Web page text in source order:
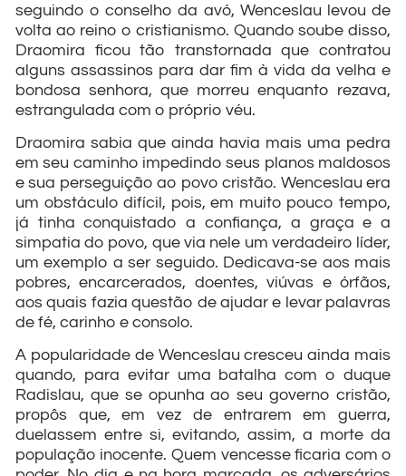
seguindo o conselho da avó, Wenceslau levou de
volta ao reino o cristianismo. Quando soube disso,
Draomira ficou tão transtornada que contratou
alguns assassinos para dar fim à vida da velha e
bondosa senhora, que morreu enquanto rezava,
estrangulada com o próprio véu.
Draomira sabia que ainda havia mais uma pedra
em seu caminho impedindo seus planos maldosos
e sua perseguição ao povo cristão. Wenceslau era
um obstáculo difícil, pois, em muito pouco tempo,
já tinha conquistado a confiança, a graça e a
simpatia do povo, que via nele um verdadeiro líder,
um exemplo a ser seguido. Dedicava-se aos mais
pobres, encarcerados, doentes, viúvas e órfãos,
aos quais fazia questão de ajudar e levar palavras
de fé, carinho e consolo.
A popularidade de Wenceslau cresceu ainda mais
quando, para evitar uma batalha com o duque
Radislau, que se opunha ao seu governo cristão,
propôs que, em vez de entrarem em guerra,
duelassem entre si, evitando, assim, a morte da
população inocente. Quem vencesse ficaria com o